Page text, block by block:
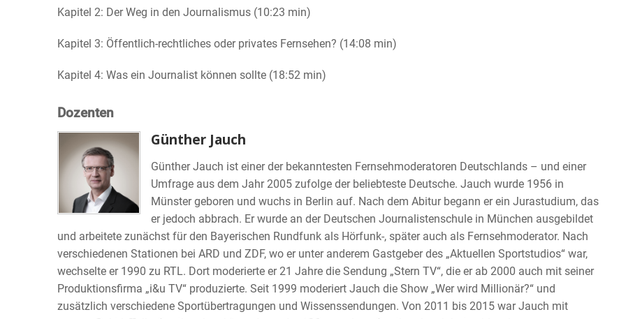
Kapitel 2: Der Weg in den Journalismus (10:23 min)
Kapitel 3: Öffentlich-rechtliches oder privates Fernsehen? (14:08 min)
Kapitel 4: Was ein Journalist können sollte (18:52 min)
Dozenten
Günther Jauch
Günther Jauch ist einer der bekanntesten Fernsehmoderatoren Deutschlands – und einer
Umfrage aus dem Jahr 2005 zufolge der beliebteste Deutsche. Jauch wurde 1956 in
Münster geboren und wuchs in Berlin auf. Nach dem Abitur begann er ein Jurastudium, das
er jedoch abbrach. Er wurde an der Deutschen Journalistenschule in München ausgebildet
und arbeitete zunächst für den Bayerischen Rundfunk als Hörfunk-, später auch als Fernsehmoderator. Nach
verschiedenen Stationen bei ARD und ZDF, wo er unter anderem Gastgeber des „Aktuellen Sportstudios“ war,
wechselte er 1990 zu RTL. Dort moderierte er 21 Jahre die Sendung „Stern TV“, die er ab 2000 auch mit seiner
Produktionsfirma „i&u TV“ produzierte. Seit 1999 moderiert Jauch die Show „Wer wird Millionär?“ und
zusätzlich verschiedene Sportübertragungen und Wissenssendungen. Von 2011 bis 2015 war Jauch mit